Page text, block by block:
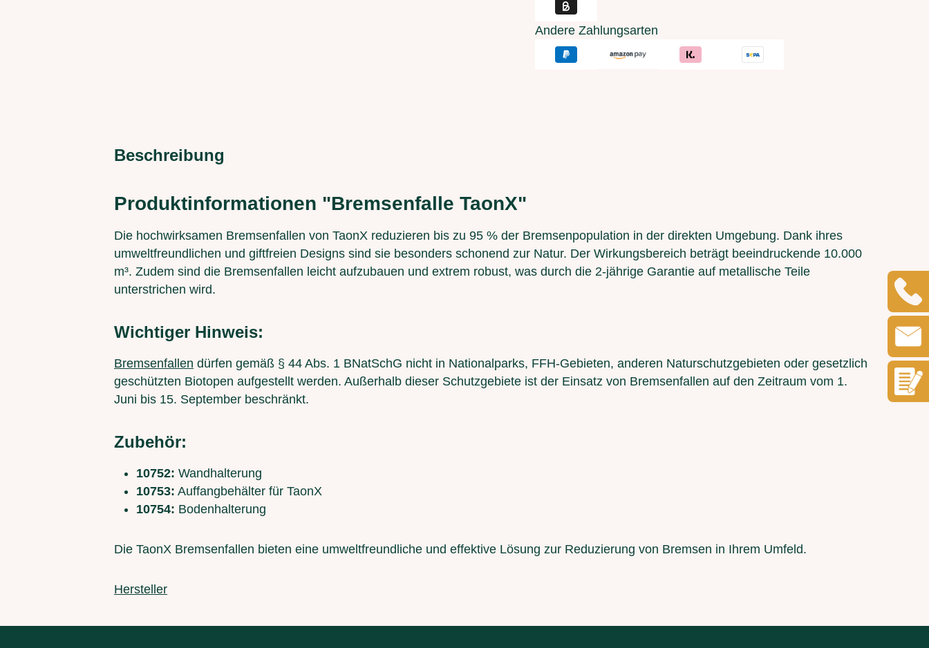
Andere Zahlungsarten
Beschreibung
Produktinformationen "Bremsenfalle TaonX"
Die hochwirksamen Bremsenfallen von TaonX reduzieren bis zu 95 % der Bremsenpopulation in der direkten Umgebung. Dank ihres
umweltfreundlichen und giftfreien Designs sind sie besonders schonend zur Natur. Der Wirkungsbereich beträgt beeindruckende 10.000
m³. Zudem sind die Bremsenfallen leicht aufzubauen und extrem robust, was durch die 2-jährige Garantie auf metallische Teile
unterstrichen wird.
Wichtiger Hinweis:
Bremsenfallen dürfen gemäß § 44 Abs. 1 BNatSchG nicht in Nationalparks, FFH-Gebieten, anderen Naturschutzgebieten oder gesetzlich
geschützten Biotopen aufgestellt werden. Außerhalb dieser Schutzgebiete ist der Einsatz von Bremsenfallen auf den Zeitraum vom 1.
Juni bis 15. September beschränkt.
Zubehör:
10752: Wandhalterung
10753: Auffangbehälter für TaonX
10754: Bodenhalterung
Die TaonX Bremsenfallen bieten eine umweltfreundliche und effektive Lösung zur Reduzierung von Bremsen in Ihrem Umfeld.
Hersteller